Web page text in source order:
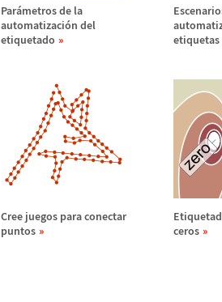
Parámetros de la
automatización del
etiquetado
etiquetas
Cree juegos para conectar
puntos
ceros